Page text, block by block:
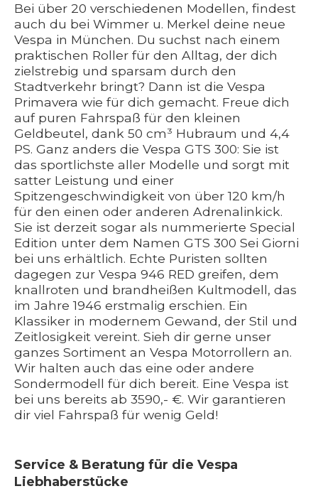
Bei über 20 verschiedenen Modellen, findest
auch du bei Wimmer u. Merkel deine neue
Vespa in München. Du suchst nach einem
praktischen Roller für den Alltag, der dich
zielstrebig und sparsam durch den
Stadtverkehr bringt? Dann ist die Vespa
Primavera wie für dich gemacht. Freue dich
auf puren Fahrspaß für den kleinen
Geldbeutel, dank 50 cm³ Hubraum und 4,4
PS. Ganz anders die Vespa GTS 300: Sie ist
das sportlichste aller Modelle und sorgt mit
satter Leistung und einer
Spitzengeschwindigkeit von über 120 km/h
für den einen oder anderen Adrenalinkick.
Sie ist derzeit sogar als nummerierte Special
Edition unter dem Namen GTS 300 Sei Giorni
bei uns erhältlich. Echte Puristen sollten
dagegen zur Vespa 946 RED greifen, dem
knallroten und brandheißen Kultmodell, das
im Jahre 1946 erstmalig erschien. Ein
Klassiker in modernem Gewand, der Stil und
Zeitlosigkeit vereint. Sieh dir gerne unser
ganzes Sortiment an Vespa Motorrollern an.
Wir halten auch das eine oder andere
Sondermodell für dich bereit. Eine Vespa ist
bei uns bereits ab 3590,- €. Wir garantieren
dir viel Fahrspaß für wenig Geld!
Service & Beratung für die Vespa
Liebhaberstücke